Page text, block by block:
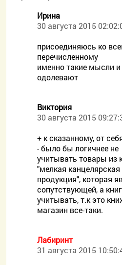
Ирина
30 августа 2015
присоединяюсь ко
перечисленному
именно такие мысли
одолевают
Виктория
30 августа 2015
+ к сказанному, от
- было бы логичнее не
учитывать товары из
"мелкая канцелярская
продукция", которая
сопутствующей, а
учитывать, т.к это
магазин все-таки.
Лабиринт
31 августа 2015